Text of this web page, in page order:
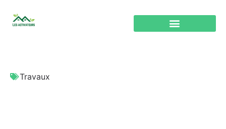
Travaux